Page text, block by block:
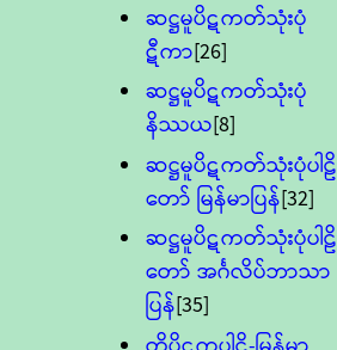
ဆဋ္ဌမူပိဋကတ်သုံးပုံ
ဋီကာ[26]
ဆဋ္ဌမူပိဋကတ်သုံးပုံ
နိဿယ[8]
ဆဋ္ဌမူပိဋကတ်သုံးပုံပါဠိ
တော် မြန်မာပြန်[32]
ဆဋ္ဌမူပိဋကတ်သုံးပုံပါဠိ
တော် အင်္ဂလိပ်ဘာသာ
ပြန်[35]